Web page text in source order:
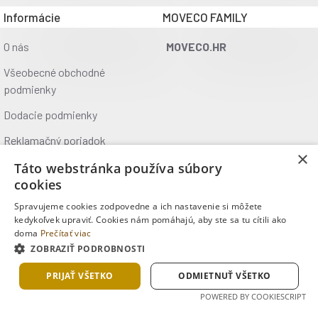
Informácie
O nás
Všeobecné obchodné
podmienky
Dodacie podmienky
Reklamačný poriadok
Ochrana údajov
Kontakt
Kde nás nájdete
MOVECO FAMILY
MOVECO.HR
Copyright © 2025, MOVECO s.r.o., Všetky práva vyhradené
×
Táto webstránka používa súbory
cookies
Spravujeme cookies zodpovedne a ich nastavenie si môžete
kedykoľvek upraviť. Cookies nám pomáhajú, aby ste sa tu cítili ako
doma Prečítať viac
ZOBRAZIŤ PODROBNOSTI
PRIJAŤ VŠETKO ODMIETNUŤ VŠETKO
POWERED BY COOKIESCRIPT